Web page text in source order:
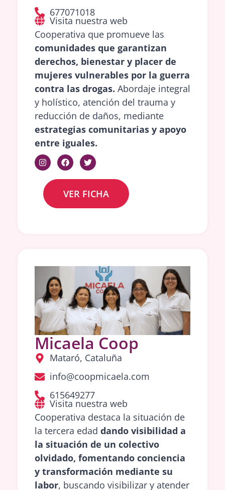
677071018
Visita nuestra web
Cooperativa que promueve las
comunidades que garantizan
derechos, bienestar y placer de
mujeres vulnerables por la guerra
contra las drogas. Abordaje integral
y holístico, atención del trauma y
reducción de daños, mediante
estrategias comunitarias y apoyo
entre iguales.
VER FICHA
Micaela Coop
Mataró, Cataluña
info@coopmicaela.com
615649277
Visita nuestra web
Cooperativa destaca la situación de
la tercera edad dando visibilidad a
la situación de un colectivo
olvidado, fomentando conciencia
y transformación mediante su
labor, buscando visibilizar y atender